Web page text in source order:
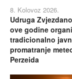
8. Kolovoz 2026.
Udruga
ove godine
tradicionalno
promatranje
Perzeida